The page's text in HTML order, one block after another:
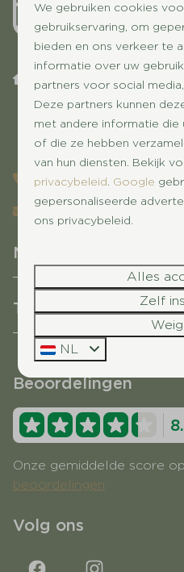
Westdorperstraat 29
9443 TM Schoonloo
Drenthe
Nederland
0592-501220
Navigatie
Thema's
Beoordelingen
Onze gemiddelde score
beoordelingen
Volg ons
We gebruiken cookies
gebruikservaring, om
bieden en ons verkeer te
informatie over uw
partners voor social
Deze partners kunnen
met andere informatie
of die ze hebben
van hun diensten. Bekijk
privacybeleid Google
gepersonaliseerde
ons privacybeleid.
Alles
Zelf
NL